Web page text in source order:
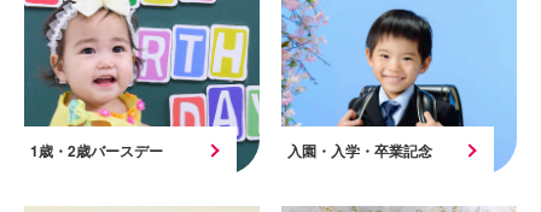
1歳・2歳バースデー 入園・入学・卒業記念